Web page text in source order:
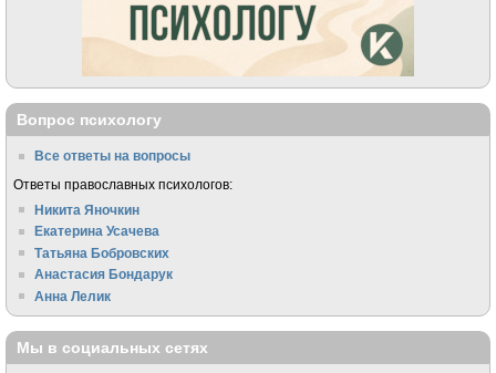
Вопрос психологу
Все ответы на вопросы
Ответы православных психологов:
Никита Яночкин
Екатерина Усачева
Татьяна Бобровских
Анастасия Бондарук
Анна Лелик
Мы в социальных сетях